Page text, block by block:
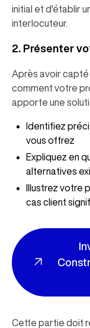
initial et d'établir
interlocuteur.
2. Présenter
Après avoir
comment votre
apporte une
Identifiez
vous offrez
Expliquez en
alternatives
Illustrez votre
cas client
Cette partie doit